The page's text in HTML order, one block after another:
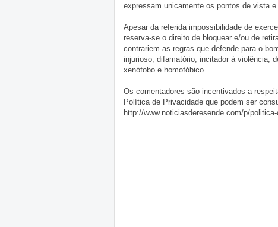
expressam unicamente os pontos de vista
Apesar da referida impossibilidade de
reserva-se o direito de bloquear e/ou de
contrariem as regras que defende para o
injurioso, difamatório, incitador à violência,
xenófobo e homofóbico.
Os comentadores são incentivados a
Política de Privacidade que podem ser
http://www.noticiasderesende.com/p/